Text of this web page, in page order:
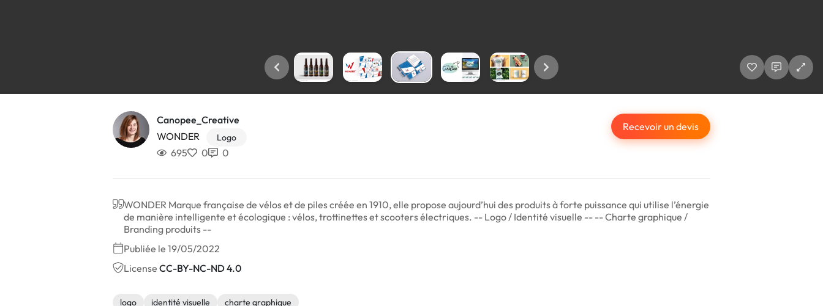
Canopee_Creative
WONDER
Logo
695 0 0
Recevoir un devis
WONDER Marque française de vélos et de piles créée en 1910, elle propose aujourd’hui des produits à forte puissance qui utilise l’énergie
de manière intelligente et écologique : vélos, trottinettes et scooters électriques. -- Logo / Identité visuelle -- -- Charte graphique /
Branding produits --
Publiée le 19/05/2022
License CC-BY-NC-ND 4.0
logo identité visuelle charte graphique